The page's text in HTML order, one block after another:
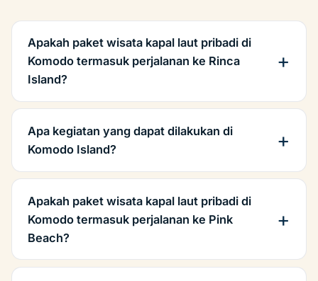
Apakah paket wisata kapal laut pribadi di
Komodo termasuk perjalanan ke Rinca
Island?
Apa kegiatan yang dapat dilakukan di
Komodo Island?
Apakah paket wisata kapal laut pribadi di
Komodo termasuk perjalanan ke Pink
Beach?